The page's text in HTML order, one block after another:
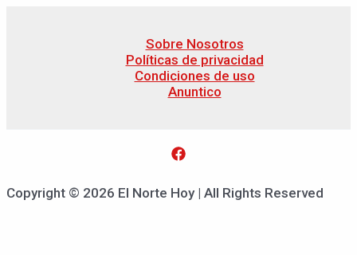
Sobre Nosotros
Políticas de privacidad
Condiciones de uso
Anuntico
Copyright © 2026 El Norte Hoy | All Rights Reserved